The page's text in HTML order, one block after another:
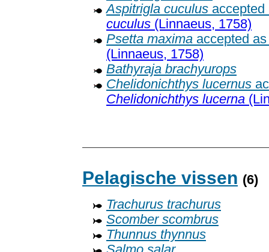
Aspitrigla cuculus
cuculus (Linnaeus, 1758)
Psetta maxima accepted
(Linnaeus, 1758)
Bathyraja brachyurops
Chelidonichthys lucernus
Chelidonichthys lucerna
Pelagische vissen (6)
Trachurus trachurus
Scomber scombrus
Thunnus thynnus